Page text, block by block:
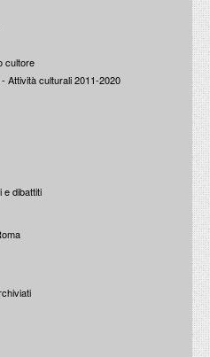
cultore
Attività culturali 2011-2020
e dibattiti